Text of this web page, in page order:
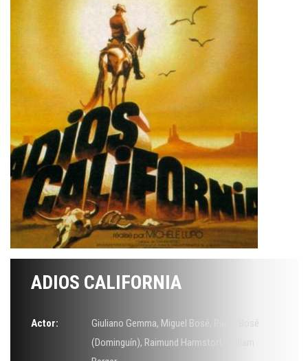
ADIOS CALIFORNIA
Actor: Giuliano Gemma, Miguel Bosé
(Dominguín), Raimund Harmstorf